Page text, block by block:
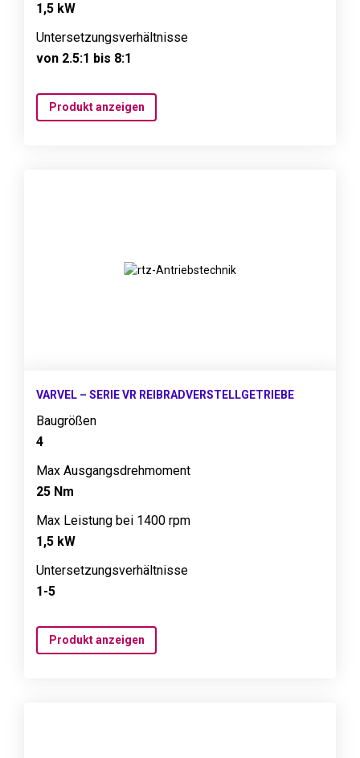
1,5 kW
Untersetzungsverhältnisse
von 2.5:1 bis 8:1
Produkt anzeigen
VARVEL – SERIE VR REIBRADVERSTELLGETRIEBE
Baugrößen
4
Max Ausgangsdrehmoment
25 Nm
Max Leistung bei 1400 rpm
1,5 kW
Untersetzungsverhältnisse
1-5
Produkt anzeigen